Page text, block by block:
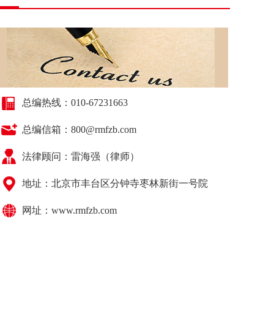
总编热线：010-67231663
总编信箱：800@rmfzb.com
法律顾问： 雷海强（律师）
地址：北京市丰台区分钟寺枣林新街一号院
网址：www.rmfzb.com